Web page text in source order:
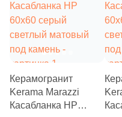
Коричневый (
Кремовый (
Микс ( 1)
Оранжевый (1
Керамогранит
Kerama Marazzi
Касабланка HP